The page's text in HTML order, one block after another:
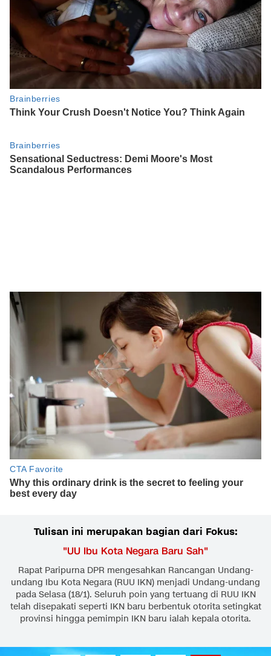
Tulisan ini merupakan bagian dari Fokus:
"UU Ibu Kota Negara Baru Sah"
Rapat Paripurna DPR mengesahkan Rancangan Undang-
undang Ibu Kota Negara (RUU IKN) menjadi Undang-undang
pada Selasa (18/1). Seluruh poin yang tertuang di RUU IKN
telah disepakati seperti IKN baru berbentuk otorita setingkat
provinsi hingga pemimpin IKN baru ialah kepala otorita.